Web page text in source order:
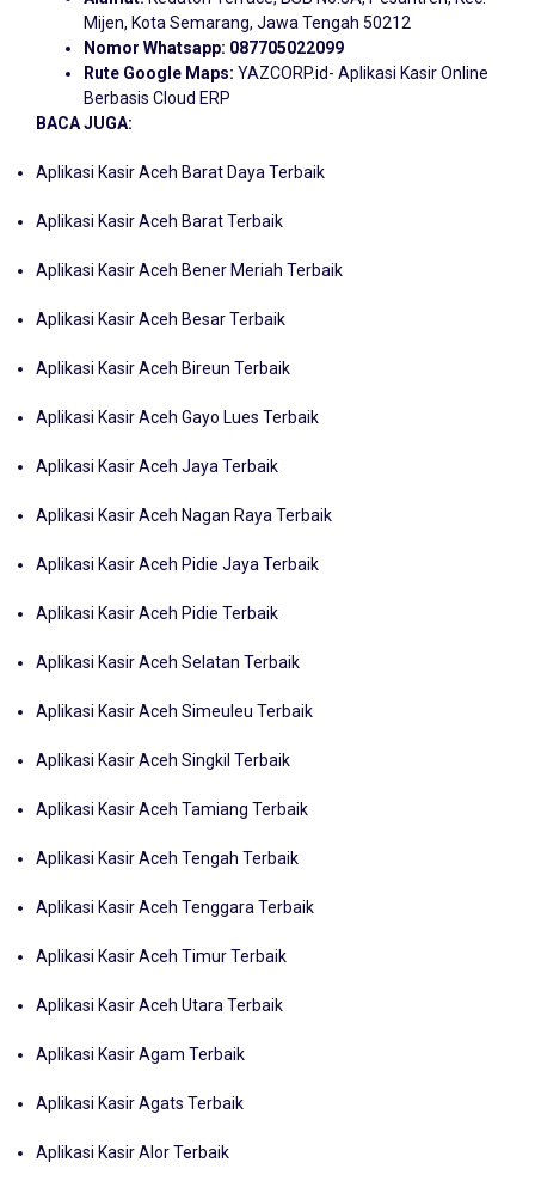
Mijen, Kota Semarang, Jawa Tengah 50212
Nomor Whatsapp: 087705022099
Rute Google Maps: YAZCORP.id- Aplikasi Kasir Online
Berbasis Cloud ERP
BACA JUGA:
Aplikasi Kasir Aceh Barat Daya Terbaik
Aplikasi Kasir Aceh Barat Terbaik
Aplikasi Kasir Aceh Bener Meriah Terbaik
Aplikasi Kasir Aceh Besar Terbaik
Aplikasi Kasir Aceh Bireun Terbaik
Aplikasi Kasir Aceh Gayo Lues Terbaik
Aplikasi Kasir Aceh Jaya Terbaik
Aplikasi Kasir Aceh Nagan Raya Terbaik
Aplikasi Kasir Aceh Pidie Jaya Terbaik
Aplikasi Kasir Aceh Pidie Terbaik
Aplikasi Kasir Aceh Selatan Terbaik
Aplikasi Kasir Aceh Simeuleu Terbaik
Aplikasi Kasir Aceh Singkil Terbaik
Aplikasi Kasir Aceh Tamiang Terbaik
Aplikasi Kasir Aceh Tengah Terbaik
Aplikasi Kasir Aceh Tenggara Terbaik
Aplikasi Kasir Aceh Timur Terbaik
Aplikasi Kasir Aceh Utara Terbaik
Aplikasi Kasir Agam Terbaik
Aplikasi Kasir Agats Terbaik
Aplikasi Kasir Alor Terbaik